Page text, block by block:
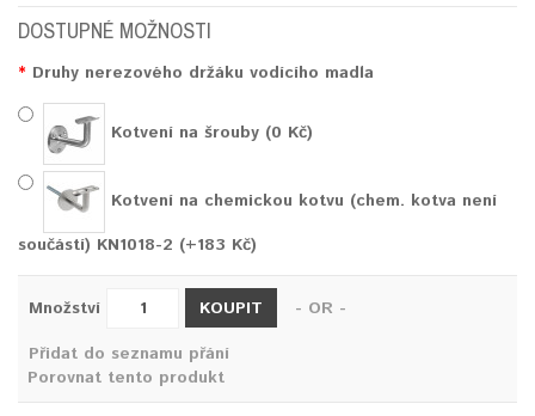
DOSTUPNÉ MOŽNOSTI
Druhy nerezového držáku vodícího madla
Kotvení na šrouby (0 Kč)
Kotvení na chemickou kotvu (chem. kotva není
součástí) KN1018-2 (+183 Kč)
Množství KOUPIT
- OR -
Přidat do seznamu přání
Porovnat tento produkt